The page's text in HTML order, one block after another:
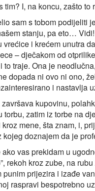
tim? I, na koncu, zašto to
sam s tobom podijeliti
stanju, pa eto…
vrećice i krećem unutra
– dječakom od
to traje. Ona je
dopada ni ovo ni ono,
i nastavlja
kupovinu,
torbu, zatim iz torbe na
mene, šta znam, i,
kojeg doznajem da je
ako vas prekidam u
rekoh kroz zube, na
punim prijezira i izađe
raspravi bespotrebno